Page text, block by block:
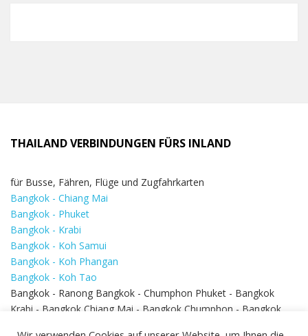
THAILAND VERBINDUNGEN FÜRS INLAND
für Busse, Fähren, Flüge und Zugfahrkarten
Bangkok - Chiang Mai
Bangkok - Phuket
Bangkok - Krabi
Bangkok - Koh Samui
Bangkok - Koh Phangan
Bangkok - Koh Tao
Bangkok - Ranong Bangkok - Chumphon Phuket - Bangkok
Krabi - Bangkok Chiang Mai - Bangkok Chumphon - Bangkok